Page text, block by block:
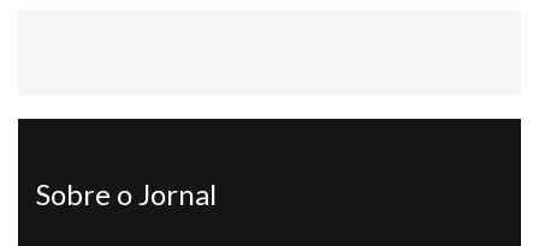
Sobre o Jornal